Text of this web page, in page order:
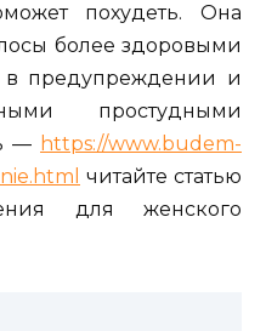
похудеть. Она
более здоровыми
предупреждении и
простудными
— https://www.budem-
читайте статью
для женского